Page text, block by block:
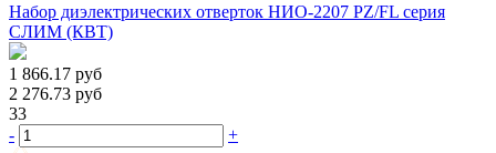
Набор диэлектрических отверток НИО-2207 PZ/FL серия
СЛИМ (КВТ)
1 866.17 руб
2 276.73 руб
33
-
+